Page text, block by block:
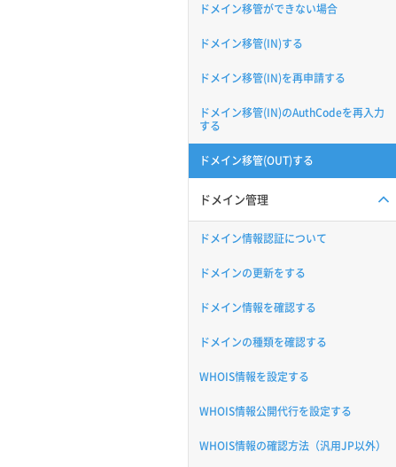
ドメイン移管ができない場合
ドメイン移管(IN)する
ドメイン移管(IN)を再申請する
ドメイン移管(IN)のAuthCodeを再入力
する
ドメイン移管(OUT)する
ドメイン管理
ドメイン情報認証について
ドメインの更新をする
ドメイン情報を確認する
ドメインの種類を確認する
WHOIS情報を設定する
WHOIS情報公開代行を設定する
WHOIS情報の確認方法（汎用JP以外）